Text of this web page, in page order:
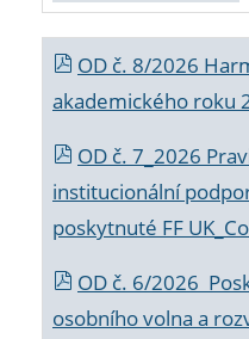
OD č. 8/2026
akademického roku
OD č. 7_2026
institucionální
poskytnuté FF
OD č. 6/2026
osobního volna a